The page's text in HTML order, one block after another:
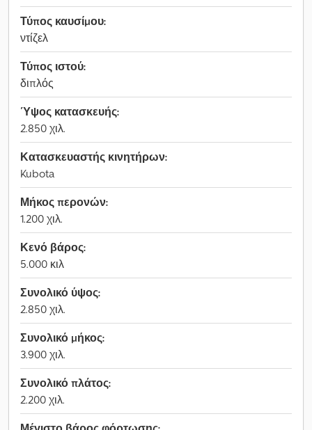
Τύπος καυσίμου:
ντίζελ
Τύπος ιστού:
διπλός
Ύψος κατασκευής:
2.850 χιλ.
Κατασκευαστής κινητήρων:
Kubota
Μήκος περονών:
1.200 χιλ.
Κενό βάρος:
5.000 κιλ
Συνολικό ύψος:
2.850 χιλ.
Συνολικό μήκος:
3.900 χιλ.
Συνολικό πλάτος:
2.200 χιλ.